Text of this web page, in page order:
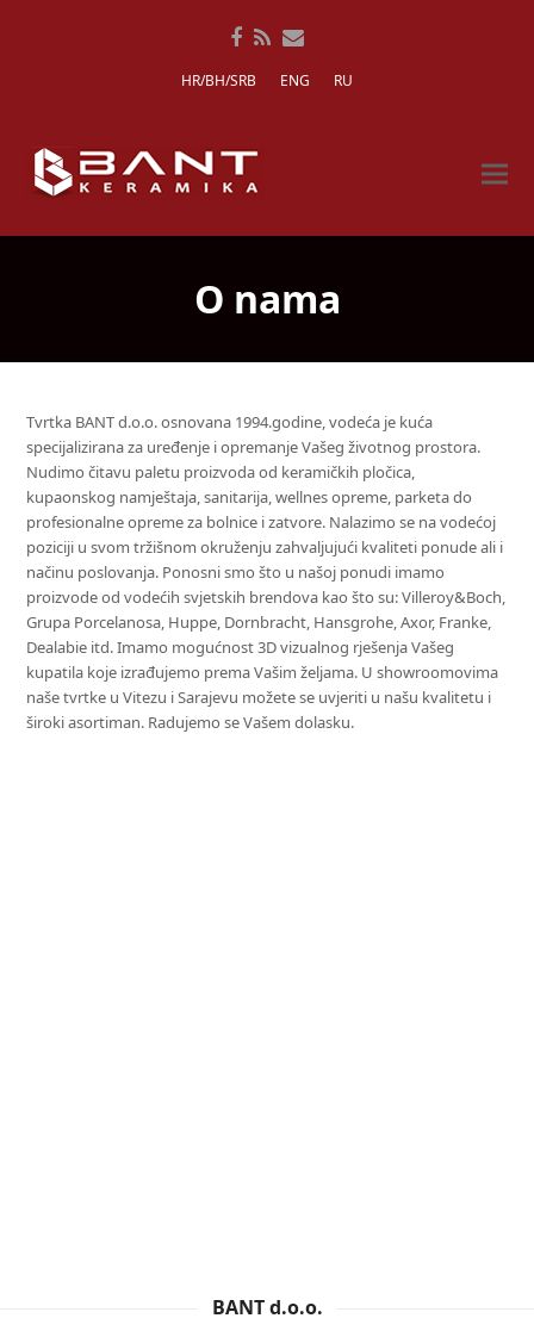
Facebook
RSSEmail
HR/BH/SRB ENG RU
O nama
Tvrtka BANT d.o.o. osnovana 1994.godine, vodeća je kuća
specijalizirana za uređenje i opremanje Vašeg životnog prostora.
Nudimo čitavu paletu proizvoda od keramičkih pločica,
kupaonskog namještaja, sanitarija, wellnes opreme, parketa do
profesionalne opreme za bolnice i zatvore. Nalazimo se na vodećoj
poziciji u svom tržišnom okruženju zahvaljujući kvaliteti ponude ali i
načinu poslovanja. Ponosni smo što u našoj ponudi imamo
proizvode od vodećih svjetskih brendova kao što su: Villeroy&Boch,
Grupa Porcelanosa, Huppe, Dornbracht, Hansgrohe, Axor, Franke,
Dealabie itd. Imamo mogućnost 3D vizualnog rješenja Vašeg
kupatila koje izrađujemo prema Vašim željama. U showroomovima
naše tvrtke u Vitezu i Sarajevu možete se uvjeriti u našu kvalitetu i
široki asortiman. Radujemo se Vašem dolasku.
BANT d.o.o.